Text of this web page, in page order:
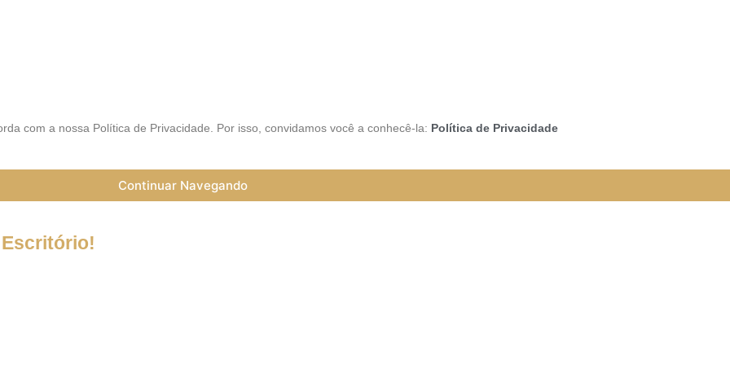
com a nossa Política de Privacidade. Por isso, convidamos você a conhecê-la: Política de Privacidade
Continuar Navegando